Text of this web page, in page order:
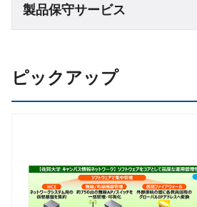
製品保守サービス
ピックアップ